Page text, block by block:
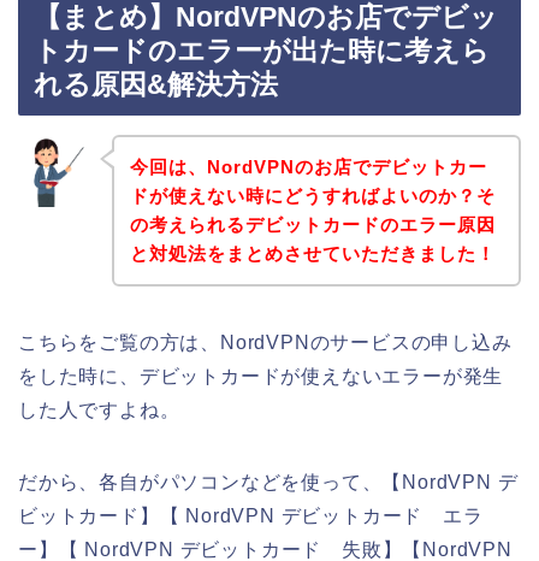
【まとめ】NordVPNのお店でデビッ
トカードのエラーが出た時に考えら
れる原因&解決方法
今回は、NordVPNのお店でデビットカー
ドが使えない時にどうすればよいのか？そ
の考えられるデビットカードのエラー原因
と対処法をまとめさせていただきました！
こちらをご覧の方は、NordVPNのサービスの申し込み
をした時に、デビットカードが使えないエラーが発生
した人ですよね。
だから、各自がパソコンなどを使って、【NordVPN デ
ビットカード】【 NordVPN デビットカード エラ
ー】【 NordVPN デビットカード 失敗】【NordVPN